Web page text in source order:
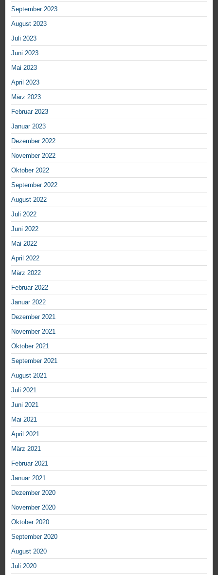
September 2023
August 2023
Juli 2023
Juni 2023
Mai 2023
April 2023
März 2023
Februar 2023
Januar 2023
Dezember 2022
November 2022
Oktober 2022
September 2022
August 2022
Juli 2022
Juni 2022
Mai 2022
April 2022
März 2022
Februar 2022
Januar 2022
Dezember 2021
November 2021
Oktober 2021
September 2021
August 2021
Juli 2021
Juni 2021
Mai 2021
April 2021
März 2021
Februar 2021
Januar 2021
Dezember 2020
November 2020
Oktober 2020
September 2020
August 2020
Juli 2020